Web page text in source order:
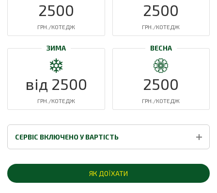
2500
ГРН./КОТЕДЖ
2500
ГРН./КОТЕДЖ
ЗИМА
від 2500
ГРН./КОТЕДЖ
ВЕСНА
2500
ГРН./КОТЕДЖ
СЕРВІС ВКЛЮЧЕНО У ВАРТІСТЬ
ЯК ДОЇХАТИ